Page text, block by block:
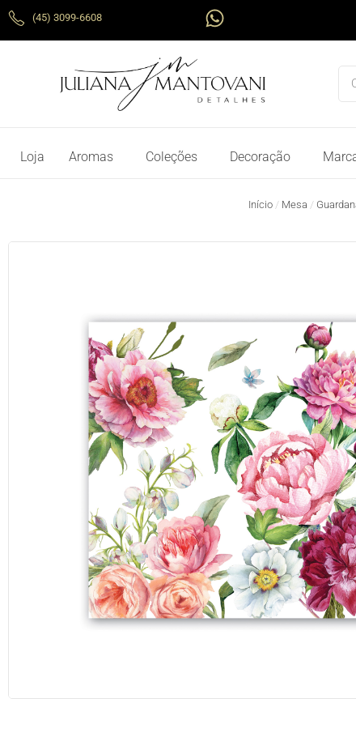
para
(45) 3099-6608
W
h
t
s
Loja Aromas Coleções Decoração
Início / Mesa /